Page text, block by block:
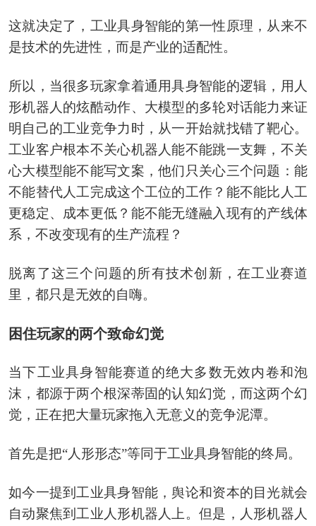
这就决定了，工业具身智能的第一性原理，从来不
是技术的先进性，而是产业的适配性。
所以，当很多玩家拿着通用具身智能的逻辑，用人
形机器人的炫酷动作、大模型的多轮对话能力来证
明自己的工业竞争力时，从一开始就找错了靶心。
工业客户根本不关心机器人能不能跳一支舞，不关
心大模型能不能写文案，他们只关心三个问题：能
不能替代人工完成这个工位的工作？能不能比人工
更稳定、成本更低？能不能无缝融入现有的产线体
系，不改变现有的生产流程？
脱离了这三个问题的所有技术创新，在工业赛道
里，都只是无效的自嗨。
困住玩家的两个致命幻觉
当下工业具身智能赛道的绝大多数无效内卷和泡
沫，都源于两个根深蒂固的认知幻觉，而这两个幻
觉，正在把大量玩家拖入无意义的竞争泥潭。
首先是把“人形形态”等同于工业具身智能的终局。
如今一提到工业具身智能，舆论和资本的目光就会
自动聚焦到工业人形机器人上。但是，人形机器人